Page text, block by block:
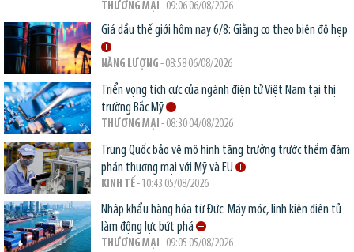
THƯƠNG MẠI - 09:06 06/08/2026
Giá dầu thế giới hôm nay 6/8: Giằng co theo biên độ hẹp
NĂNG LƯỢNG - 08:58 06/08/2026
Triển vọng tích cực của ngành điện tử Việt Nam tại thị
trường Bắc Mỹ
THƯƠNG MẠI - 08:30 04/08/2026
Trung Quốc bảo vệ mô hình tăng trưởng trước thềm đàm
phán thương mại với Mỹ và EU
KINH TẾ- 10:43 05/08/2026
Nhập khẩu hàng hóa từ Đức: Máy móc, linh kiện điện tử
làm động lực bứt phá
THƯƠNG MẠI - 09:05 05/08/2026